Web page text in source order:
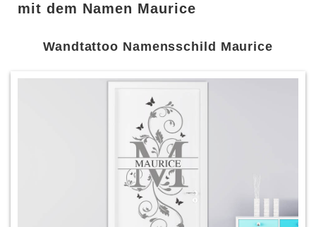
mit dem Namen Maurice
Wandtattoo Namensschild Maurice